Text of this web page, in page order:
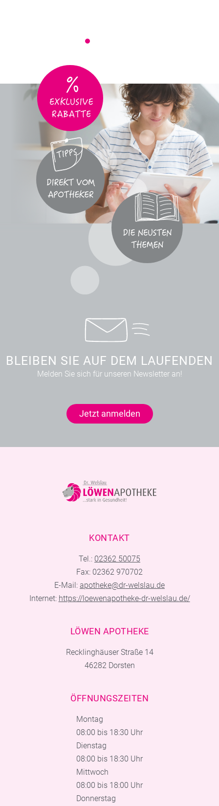
BLEIBEN SIE AUF DEM LAUFENDEN
Melden Sie sich für unseren Newsletter an!
Jetzt anmelden
KONTAKT
Tel.: 02362 50075
Fax: 02362 970702
E-Mail: apotheke@dr-welslau.de
Internet: https://loewenapotheke-dr-welslau.de/
LÖWEN APOTHEKE
Recklinghäuser Straße 14
46282 Dorsten
ÖFFNUNGSZEITEN
Montag
08:00 bis 18:30 Uhr
Dienstag
08:00 bis 18:30 Uhr
Mittwoch
08:00 bis 18:00 Uhr
Donnerstag